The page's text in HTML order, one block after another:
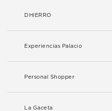
DHIERRO
Experiencias Palacio
Personal Shopper
La Gaceta